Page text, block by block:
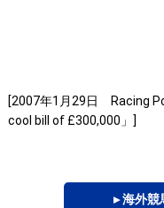
[2007年1月29日 Racing
cool bill of £300,000」]
▸ 海外競